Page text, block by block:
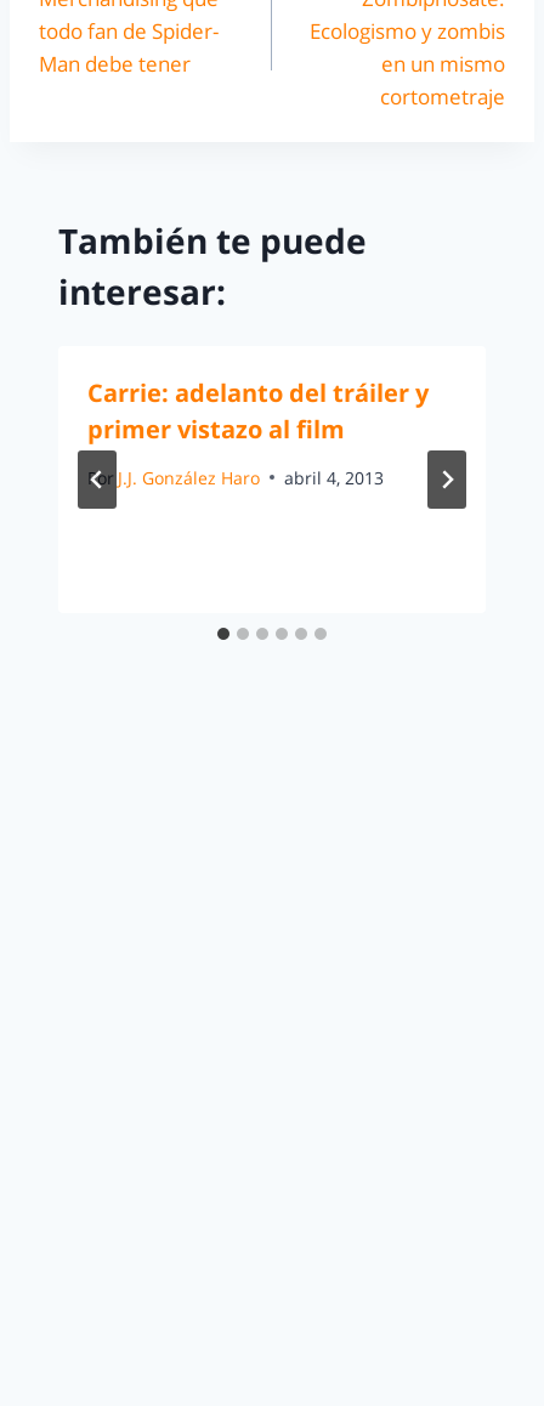
todo fan de Spider-
Man debe tener
Ecologismo y zombis
en un mismo
cortometraje
También te puede
interesar:
Carrie: adelanto del tráiler y
primer vistazo al film
Por J.J. González Haro abril 4, 2013